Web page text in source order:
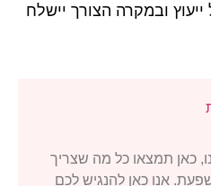
ובמקרה הצורך יישלח
כאן תמצאו כל מה שצריך
אנו כאן להנגיש לכם